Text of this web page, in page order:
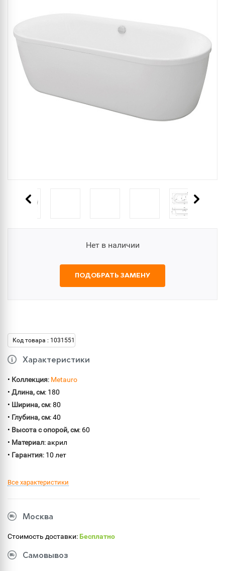
Нет в наличии
ПОДОБРАТЬ ЗАМЕНУ
Код товара : 1031551
Характеристики
• Коллекция: Metauro
• Длина, см: 180
• Ширина, см: 80
• Глубина, см: 40
• Высота с опорой, см: 60
• Материал: акрил
• Гарантия: 10 лет
Все характеристики
Москва
Стоимость доставки:Бесплатно
Самовывоз